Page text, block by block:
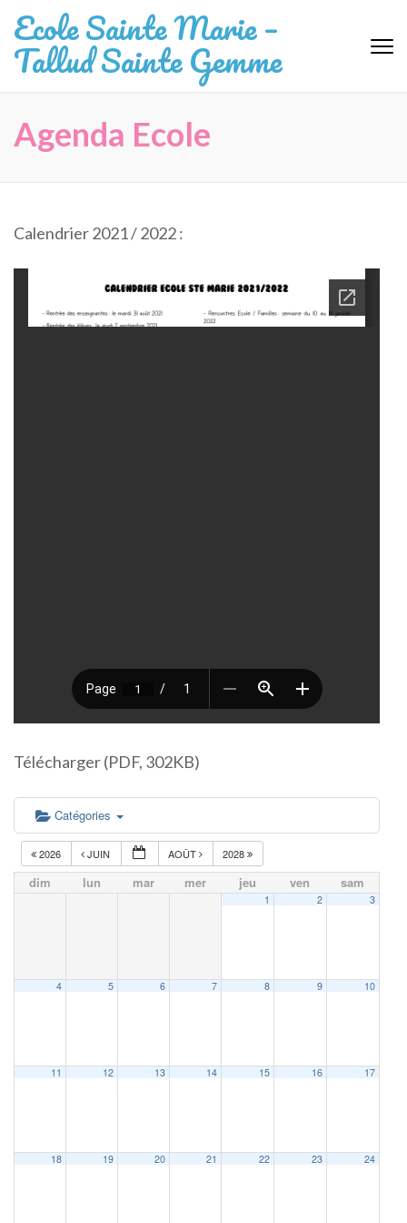
au
contenu
(Pressez
Ecole Sainte Marie –
Tallud Sainte Gemme
Agenda Ecole
Calendrier 2021 / 2022 :
Télécharger (PDF, 302KB)
Catégories
2026 JUIN AOÛT 2028
dim lun mar mer jeu ven sam
1 2 3
4 5 6 7 8 9 10
11 12 13 14 15 16 17
18 19 20 21 22 23 24